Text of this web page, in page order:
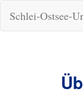
Schlei-Ostsee-